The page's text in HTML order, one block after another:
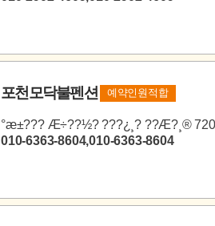
포천모닥불펜션 예약인원적합
°æ±??? Æ÷??½? ???¿¸? ??Æ?¸® 720
010-6363-8604,010-6363-8604